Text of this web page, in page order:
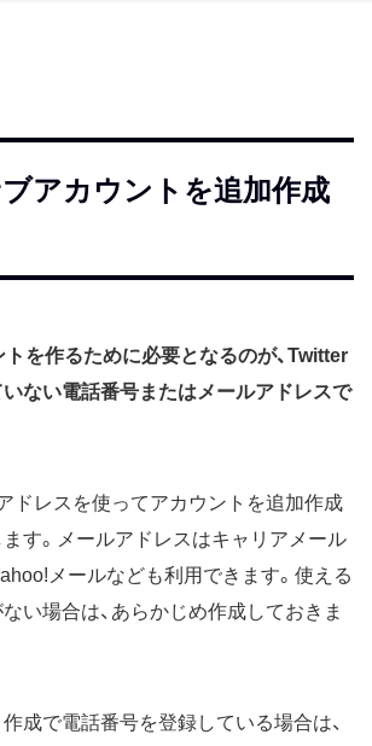
アカウントを追加作成
を作るために必要となるのが、Twitter
ない電話番号またはメールアドレスで
ドレスを使ってアカウントを追加作成
す。メールアドレスはキャリアメール
メールなども利用できます。使える
い場合は、あらかじめ作成しておきま
成で電話番号を登録している場合は、